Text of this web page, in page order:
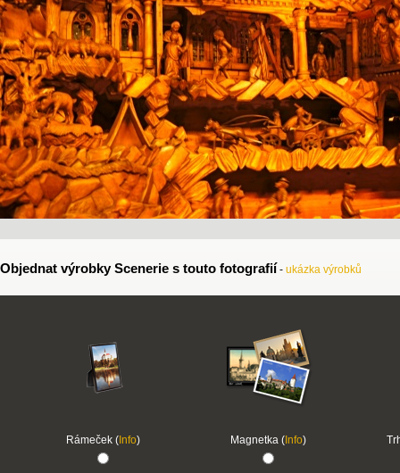
Objednat výrobky Scenerie s touto fotografií - ukázka výrobků
Rámeček (Info) Magnetka (Info)